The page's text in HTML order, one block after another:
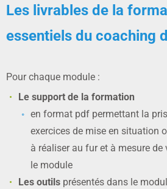
Les livrables de la
essentiels du coaching
Pour chaque module :
Le support de la formation
en format pdf permettant la
exercices de mise en situation
à réaliser au fur et à mesure
le module
Les outils présentés dans le